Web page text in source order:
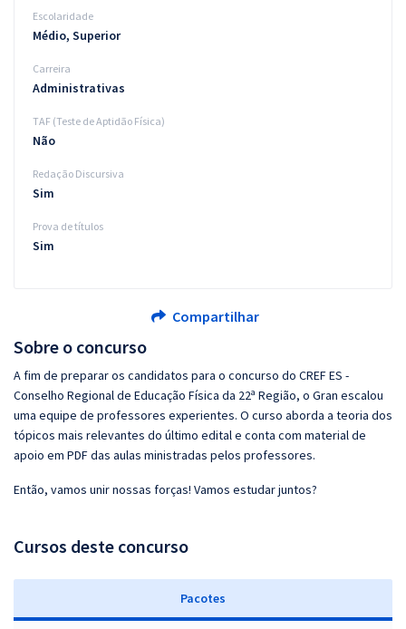
Sobre o concurso
A fim de preparar os candidatos para o concurso do CREF ES -
Conselho Regional de Educação Física da 22ª Região, o Gran escalou
uma equipe de professores experientes. O curso aborda a teoria dos
tópicos mais relevantes do último edital e conta com material de
apoio em PDF das aulas ministradas pelos professores.
Então, vamos unir nossas forças! Vamos estudar juntos?
Cursos deste concurso
Pacotes
Escolaridade
Médio, Superior
Carreira
Administrativas
TAF (Teste de Aptidão Física)
Não
Redação Discursiva
Sim
Prova de títulos
Sim
Compartilhar